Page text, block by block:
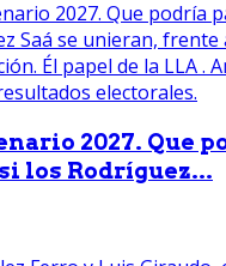
2027. Que
los Rodríguez...